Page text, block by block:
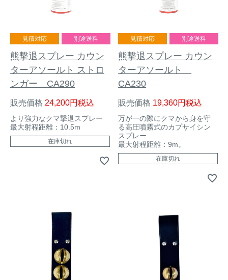
見積対応 別途送料
熊撃退スプレー カウン
ターアソールト ストロ
ンガー CA290
販売価格 24,200 税込
より強力なクマ撃退スプレー
最大射程距離：10.5m
在庫切れ
見積対応 別途送料
熊撃退スプレー カウン
ターアソールト
CA230
販売価格 19,360 税込
万が一の際にクマから身を守
る高圧噴霧式のカプサイシン
スプレー
最大射程距離：9m。
在庫切れ
タヌキ対策
アナグマ対策
ブラックバス・
ブルーギル対策
閉じる